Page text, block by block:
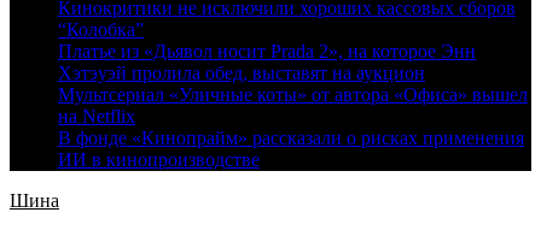
Кинокритики не исключили хороших кассовых сборов
“Колобка”
Платье из «Дьявол носит Prada 2», на которое Энн
Хэтэуэй пролила обед, выставят на аукцион
Мультсериал «Уличные коты» от автора «Офиса» вышел
на Netflix
В фонде «Кинопрайм» рассказали о рисках применения
ИИ в кинопроизводстве
Шина